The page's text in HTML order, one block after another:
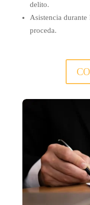
delito.
Asistencia
proceda.